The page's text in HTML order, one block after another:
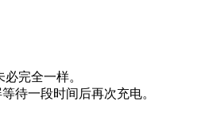
完全一样。
等待一段时间后再次充电。